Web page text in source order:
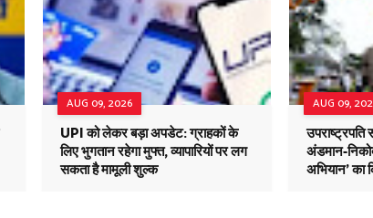
AUG 09, 2026
UPI को लेकर बड़ा अपडेट: ग्राहकों के
लिए भुगतान रहेगा मुफ्त, व्यापारियों पर लग
सकता है मामूली शुल्क
AUG 09,
उपराष्ट्रपति
अंडमान-
अभियान’ का